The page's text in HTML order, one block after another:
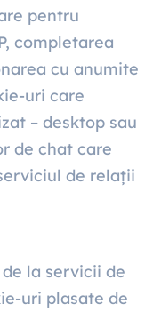
pentru
completarea
cu anumite
uri care
– desktop sau
de chat care
de relații
la servicii de
uri plasate de